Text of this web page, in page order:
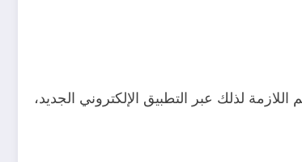
لذلك عبر التطبيق الإلكتروني الجديد،